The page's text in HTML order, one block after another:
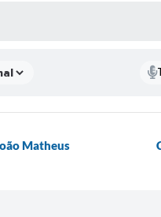
Matheus